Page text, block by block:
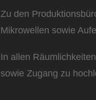
Zu den
Mikrowellen sowie
In allen
sowie Zugang zu